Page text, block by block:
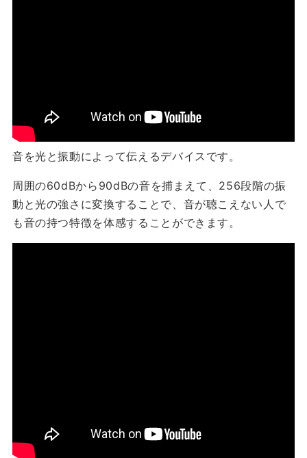
音を光と振動によって伝えるデバイスです。
周囲の60dBから90dBの音を捕まえて、256段階の振
動と光の強さに変換することで、音が聴こえない人で
も音の持つ特徴を体感することができます。